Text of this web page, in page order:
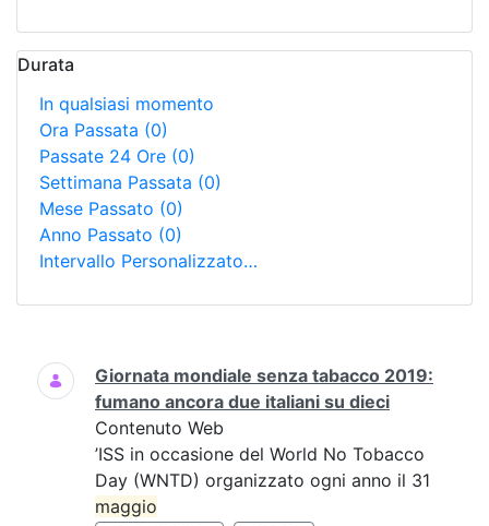
Durata
In qualsiasi momento
Ora Passata (0)
Passate 24 Ore (0)
Settimana Passata (0)
Mese Passato (0)
Anno Passato (0)
Intervallo Personalizzato…
Ricerca
Giornata mondiale senza tabacco 2019:
fumano ancora due italiani su dieci
Contenuto Web
’ISS in occasione del World No Tobacco
Day (WNTD) organizzato ogni anno il 31
maggio